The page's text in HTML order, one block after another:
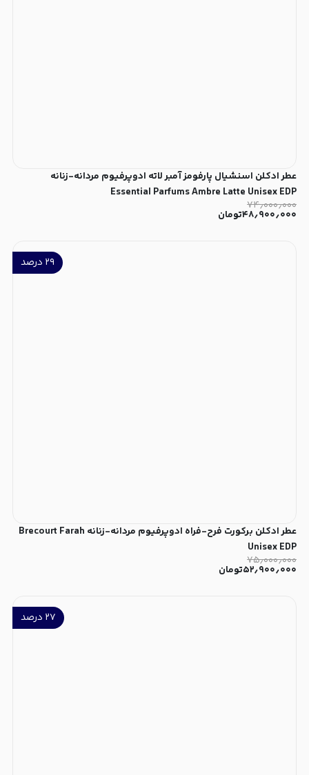
عطر ادکلن اسنشیال پارفومز آمبر لاته ادوپرفیوم مردانه-زنانه
Essential Parfums Ambre Latte Unisex EDP
۷۴٫۰۰۰٫۰۰۰
۴۸٫۹۰۰٫۰۰۰تومان
۲۹ درصد
عطر ادکلن برکورت فرح-فراه ادوپرفیوم مردانه-زنانه Brecourt Farah
Unisex EDP
۷۵٫۰۰۰٫۰۰۰
۵۲٫۹۰۰٫۰۰۰تومان
۲۷ درصد